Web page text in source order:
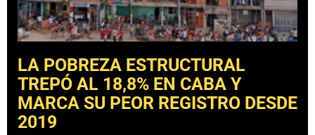
LA POBREZA ESTRUCTURAL
TREPÓ AL 18,8% EN CABA Y
MARCA SU PEOR REGISTRO DESDE
2019